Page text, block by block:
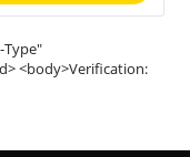
<body>Verification: